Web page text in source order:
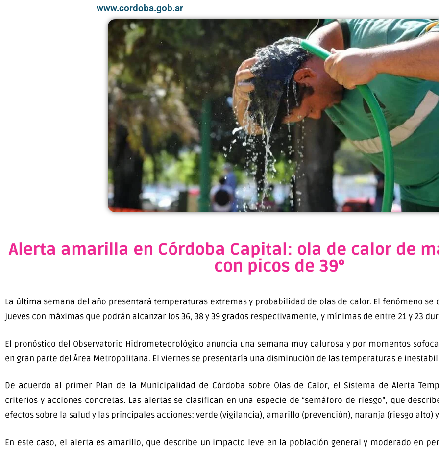
www.cordoba.gob.ar
Alerta amarilla en Córdoba Capital: ola de calor de
con picos de 39°
La última semana del año presentará temperaturas extremas y probabilidad de olas de calor. El fenómeno
jueves con máximas que podrán alcanzar los 36, 38 y 39 grados respectivamente, y mínimas de entre 21 y 23
El pronóstico del Observatorio Hidrometeorológico anuncia una semana muy calurosa y por momentos
en gran parte del Área Metropolitana. El viernes se presentaría una disminución de las temperaturas e
De acuerdo al primer Plan de la Municipalidad de Córdoba sobre Olas de Calor, el Sistema de Alerta
criterios y acciones concretas. Las alertas se clasifican en una especie de “semáforo de riesgo”, que
efectos sobre la salud y las principales acciones: verde (vigilancia), amarillo (prevención), naranja (riesgo alto)
En este caso, el alerta es amarillo, que describe un impacto leve en la población general y moderado en